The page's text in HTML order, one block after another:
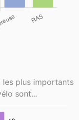
les plus importants
sont...